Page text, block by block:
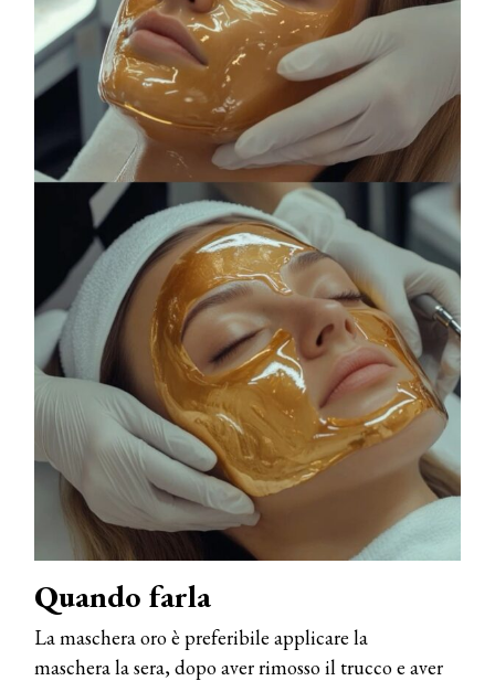
Quando farla
La maschera oro è preferibile applicare la
maschera la sera, dopo aver rimosso il trucco e aver